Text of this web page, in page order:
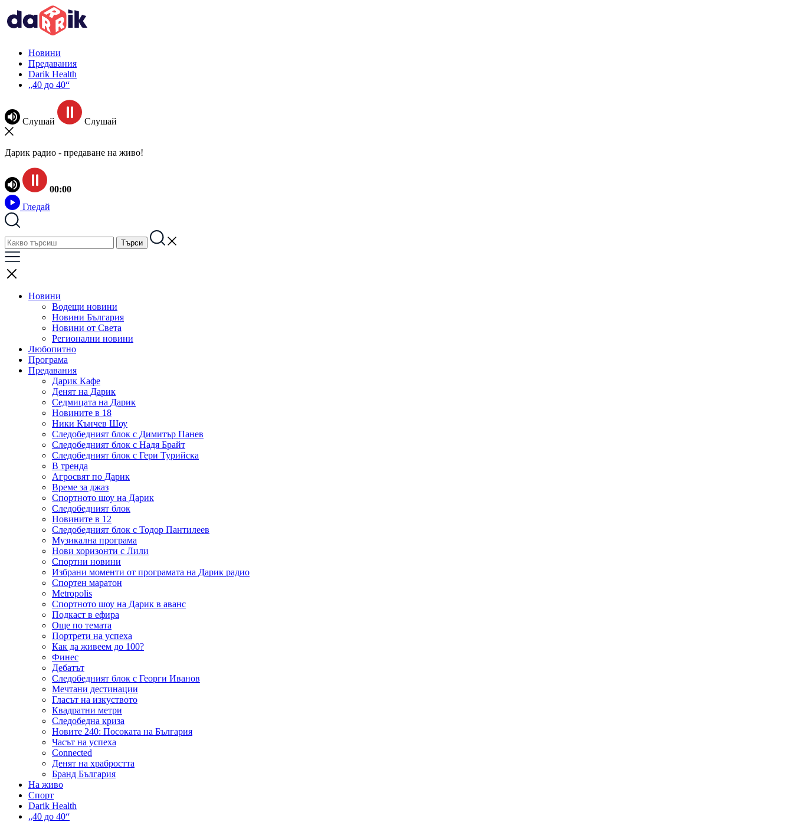
Новини
Предавания
Darik Health
„40 до 40“
Слушай Слушай
Дарик радио - предаване на живо!
00:00
Гледай
Новини
Водещи новини
Новини България
Новини от Света
Регионални новини
Любопитно
Програма
Предавания
Дарик Кафе
Денят на Дарик
Седмицата на Дарик
Новините в 18
Ники Кънчев Шоу
Следобедният блок с Димитър Панев
Следобедният блок с Надя Брайт
Следобедният блок с Гери Турийска
В тренда
Агросвят по Дарик
Време за джаз
Спортното шоу на Дарик
Следобедният блок
Новините в 12
Следобедният блок с Тодор Пантилеев
Музикална програма
Нови хоризонти с Лили
Спортни новини
Избрани моменти от програмата на Дарик радио
Спортен маратон
Metropolis
Спортното шоу на Дарик в аванс
Подкаст в ефира
Още по темата
Портрети на успеха
Как да живеем до 100?
Финес
Дебатът
Следобедният блок с Георги Иванов
Мечтани дестинации
Гласът на изкуството
Квадратни метри
Следобедна криза
Новите 240: Посоката на България
Часът на успеха
Connected
Денят на храбростта
Бранд България
На живо
Спорт
Darik Health
„40 до 40“